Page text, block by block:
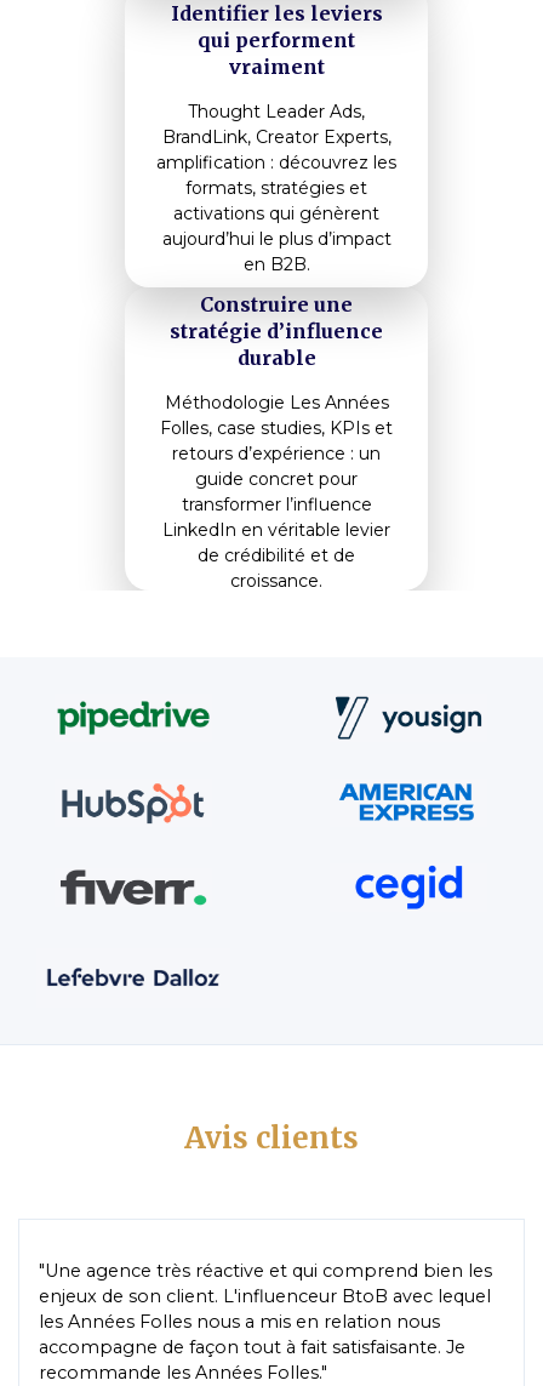
Identifier les leviers
qui performent
vraiment
Thought Leader Ads,
BrandLink, Creator Experts,
amplification : découvrez les
formats, stratégies et
activations qui génèrent
aujourd’hui le plus d’impact
en B2B.
Construire une
stratégie d’influence
durable
Méthodologie Les Années
Folles, case studies, KPIs et
retours d’expérience : un
guide concret pour
transformer l’influence
LinkedIn en véritable levier
de crédibilité et de
croissance.
Avis clients
"Une agence très réactive et qui comprend bien les
enjeux de son client. L'influenceur BtoB avec lequel
les Années Folles nous a mis en relation nous
accompagne de façon tout à fait satisfaisante. Je
recommande les Années Folles."